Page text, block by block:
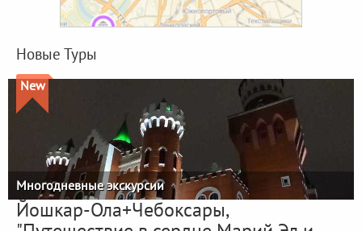
Новые Туры
New
Многодневные экскурсии
Йошкар-Ола+Чебоксары,